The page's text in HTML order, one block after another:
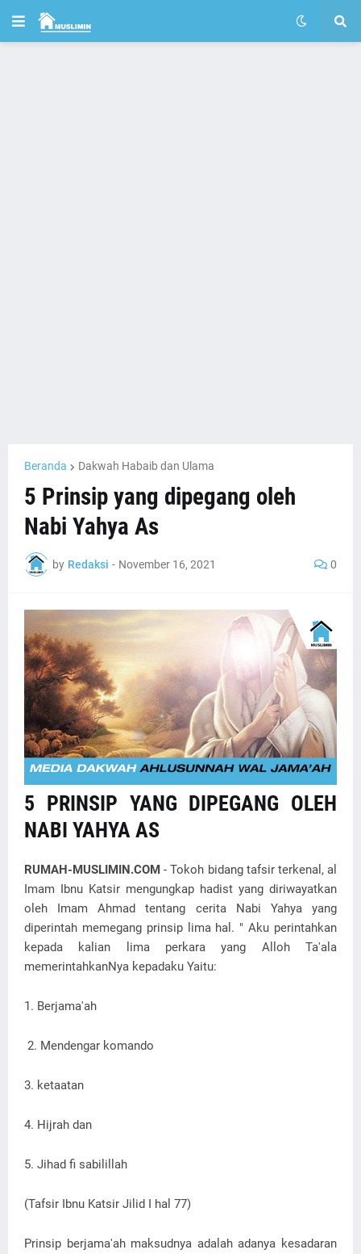
Beranda Dakwah Habaib dan Ulama
5 Prinsip yang dipegang oleh
Nabi Yahya As
by Redaksi - November 16, 2021 0
5 PRINSIP YANG DIPEGANG OLEH
NABI YAHYA AS
RUMAH-MUSLIMIN.COM - Tokoh bidang tafsir terkenal, al
Imam Ibnu Katsir mengungkap hadist yang diriwayatkan
oleh Imam Ahmad tentang cerita Nabi Yahya yang
diperintah memegang prinsip lima hal. " Aku perintahkan
kepada kalian lima perkara yang Alloh Ta'ala
memerintahkanNya kepadaku Yaitu:
1. Berjama'ah
2. Mendengar komando
3. ketaatan
4. Hijrah dan
5. Jihad fi sabilillah
(Tafsir Ibnu Katsir Jilid I hal 77)
Prinsip berjama'ah maksudnya adalah adanya kesadaran